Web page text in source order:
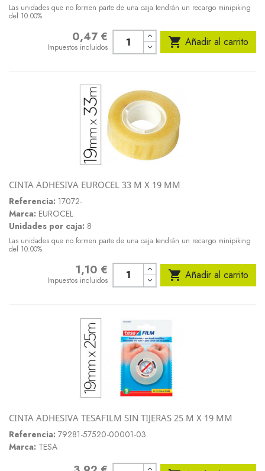
Las unidades que no formen parte de una caja tendrán un recargo minipiking
del 10.00%
0,47 €
Impuestos incluidos  Añadir al carrito
CINTA ADHESIVA EUROCEL 33 M X 19 MM
Referencia: 17072-
Marca: EUROCEL
Unidades por caja: 8
Las unidades que no formen parte de una caja tendrán un recargo minipiking
del 10.00%
1,10 €
Impuestos incluidos  Añadir al carrito
CINTA ADHESIVA TESAFILM SIN TIJERAS 25 M X 19 MM
Referencia: 79281-57520-00001-03
Marca: TESA